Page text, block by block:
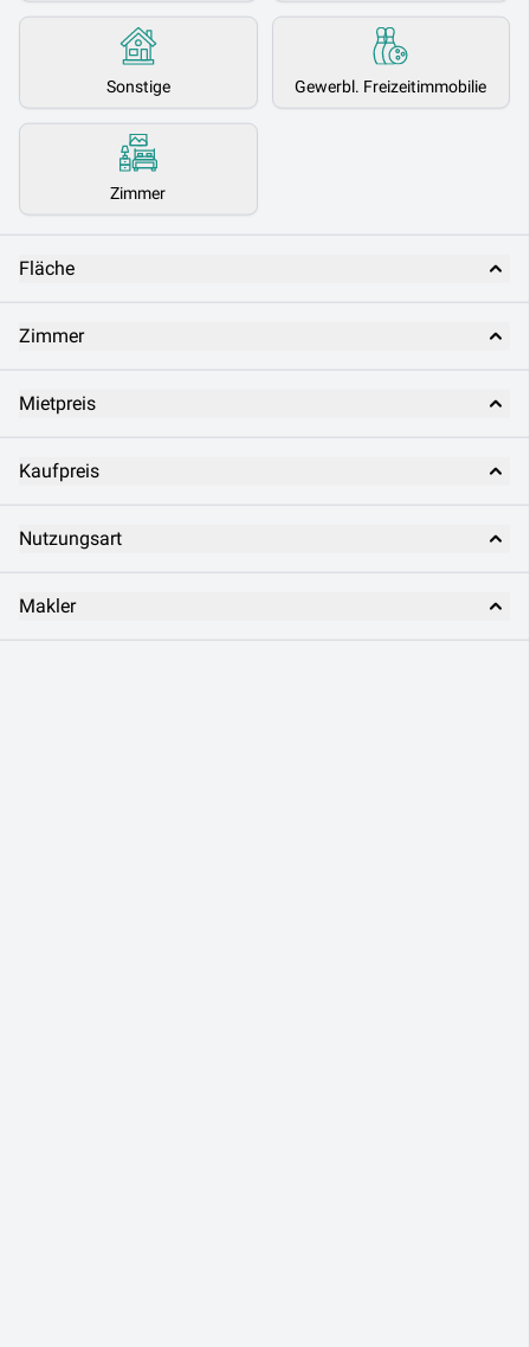
Sonstige Gewerbl. Freizeitimmobilie
Zimmer
Fläche
Zimmer
Mietpreis
Kaufpreis
Nutzungsart
Makler